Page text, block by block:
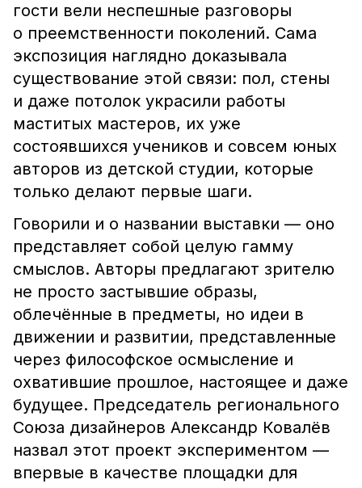
гости вели неспешные разговоры
о преемственности поколений. Сама
экспозиция наглядно доказывала
существование этой связи: пол, стены
и даже потолок украсили работы
маститых мастеров, их уже
состоявшихся учеников и совсем юных
авторов из детской студии, которые
только делают первые шаги.
Говорили и о названии выставки — оно
представляет собой целую гамму
смыслов. Авторы предлагают зрителю
не просто застывшие образы,
облечённые в предметы, но идеи в
движении и развитии, представленные
через философское осмысление и
охватившие прошлое, настоящее и даже
будущее. Председатель регионального
Союза дизайнеров Александр Ковалёв
назвал этот проект экспериментом —
впервые в качестве площадки для